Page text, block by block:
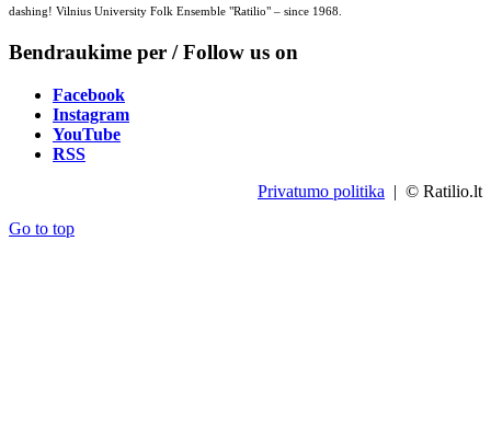
dashing! Vilnius University Folk Ensemble "Ratilio" – since 1968.
Bendraukime per / Follow us on
Facebook
Instagram
YouTube
RSS
Privatumo politika | © Ratilio.lt
Go to top